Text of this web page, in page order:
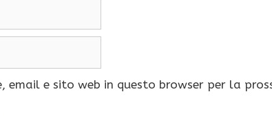
email e sito web in questo browser per la